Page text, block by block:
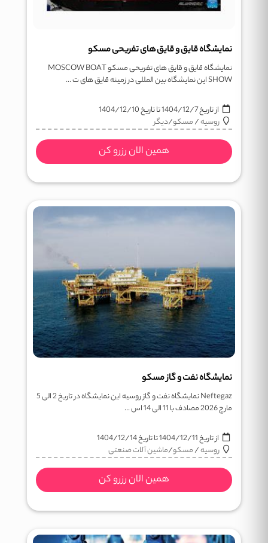
نمایشگاه قایق و قایق های تفریحی مسکو
نمایشگاه قایق و قایق های تفریحی مسکو MOSCOW BOAT
SHOW این نمایشگاه بین المللی در زمینه قایق های ت ...
از تاریخ1404/12/7تا تاریخ1404/12/10
روسیه/مسکو/دیگر
همین الان رزرو کن
نمایشگاه نفت و گاز مسکو
Neftegaz نمایشگاه نفت و گاز روسیه این نمایشگاه در تاریخ 2 الی 5
مارچ 2026 مصادف با 11 الی 14 اس ...
از تاریخ1404/12/11تا تاریخ1404/12/14
روسیه/مسکو/ماشین آلات صنعتی
همین الان رزرو کن